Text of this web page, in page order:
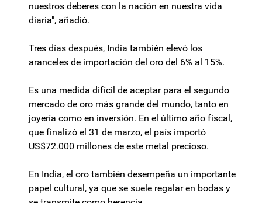
nuestros deberes con la nación en nuestra vida
diaria", añadió.
Tres días después, India también elevó los
aranceles de importación del oro del 6% al 15%.
Es una medida difícil de aceptar para el segundo
mercado de oro más grande del mundo, tanto en
joyería como en inversión. En el último año fiscal,
que finalizó el 31 de marzo, el país importó
US$72.000 millones de este metal precioso.
En India, el oro también desempeña un importante
papel cultural, ya que se suele regalar en bodas y